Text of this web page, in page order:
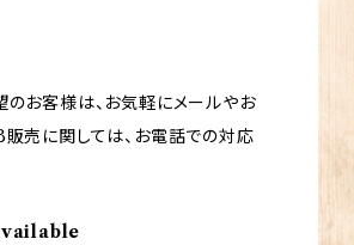
お客様は、お気軽にメールやお
売に関しては、お電話での対応